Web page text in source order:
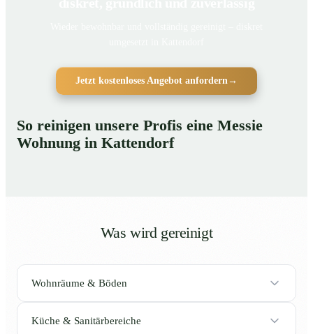
Jetzt kostenloses Angebot anfordern→
So reinigen unsere Profis eine Messie
Wohnung in Kattendorf
Was wird gereinigt
Wohnräume & Böden
Küche & Sanitärbereiche